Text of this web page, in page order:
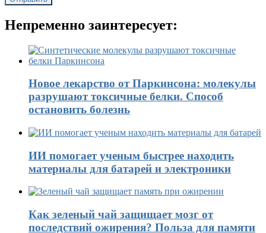
Непременно заинтересует:
Новое лекарство от Паркинсона: молекулы
разрушают токсичные белки. Способ
остановить болезнь
ИИ помогает ученым быстрее находить
материалы для батарей и электроники
Как зеленый чай защищает мозг от
последствий ожирения? Польза для памяти